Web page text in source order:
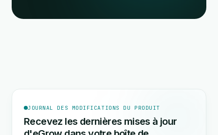
JOURNAL DES MODIFICATIONS DU PRODUIT
Recevez les dernières mises à jour